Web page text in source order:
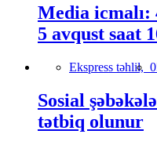
Media icmalı:
5 avqust saat
Ekspress təhlil,
Sosial
tətbiq olunur